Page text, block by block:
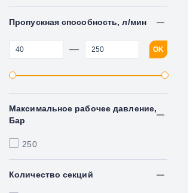
Пропускная способность, л/мин
— OK
Максимальное рабочее давление,
Бар
250
Количество секций